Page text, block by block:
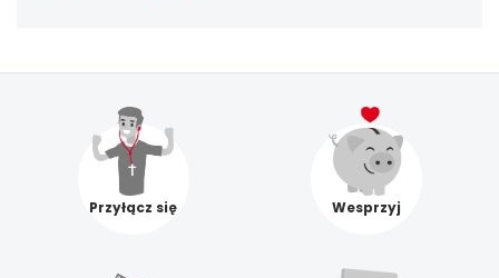
Przyłącz się Wesprzyj